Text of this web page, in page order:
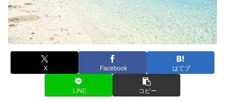
X Facebook はてブ
LINE コピー